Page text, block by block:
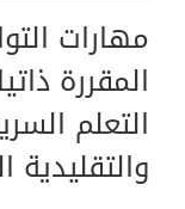
مهارات
المقررة
التعلم